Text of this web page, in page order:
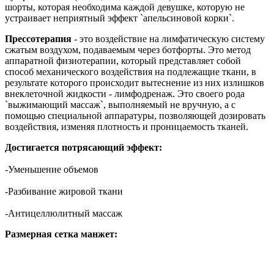
шорты, которая необходима каждой девушке, которую не
устраивает неприятный эффект `апельсиновой корки`.
Прессотерапия - это воздействие на лимфатическую систему
сжатым воздухом, подаваемым через ботфорты. Это метод
аппаратной физиотерапии, который представляет собой
способ механического воздействия на подлежащие ткани, в
результате которого происходит вытеснение из них излишков
внеклеточной жидкости - лимфодренаж. Это своего рода
`выжимающий массаж`, выполняемый не вручную, а с
помощью специальной аппаратуры, позволяющей дозировать
воздействия, изменяя плотность и проницаемость тканей.
Достигается потрясающий эффект:
-Уменьшение объемов
-Разбивание жировой ткани
-Антицеллюлитный массаж
Размерная сетка манжет: